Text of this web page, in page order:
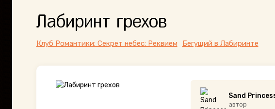
Лабиринт грехов
Клуб Романтики: Секрет небес: Реквием Бегущий в Лабиринте
Sand
автор